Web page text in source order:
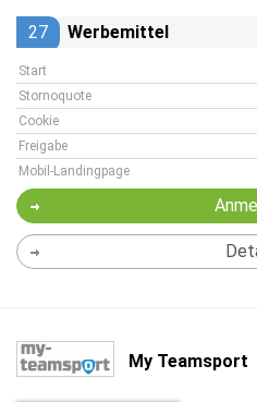
27 Werbemittel
Start
Stornoquote
Cookie
Freigabe
Mobil-Landingpage
My Teamsport